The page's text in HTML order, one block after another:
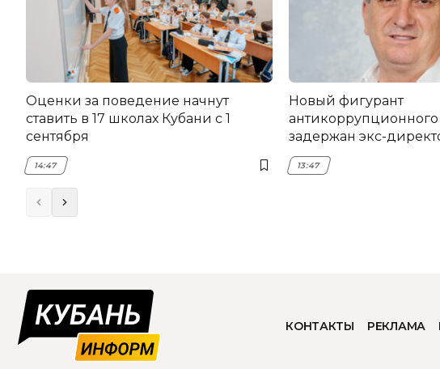
Оценки за поведение начнут
ставить в 17 школах Кубани с 1
сентября
14:47
Новый фигурант
антикоррупционного
задержан экс-
НЭСК Крымска
13:47
КОНТАКТЫ РЕКЛАМА